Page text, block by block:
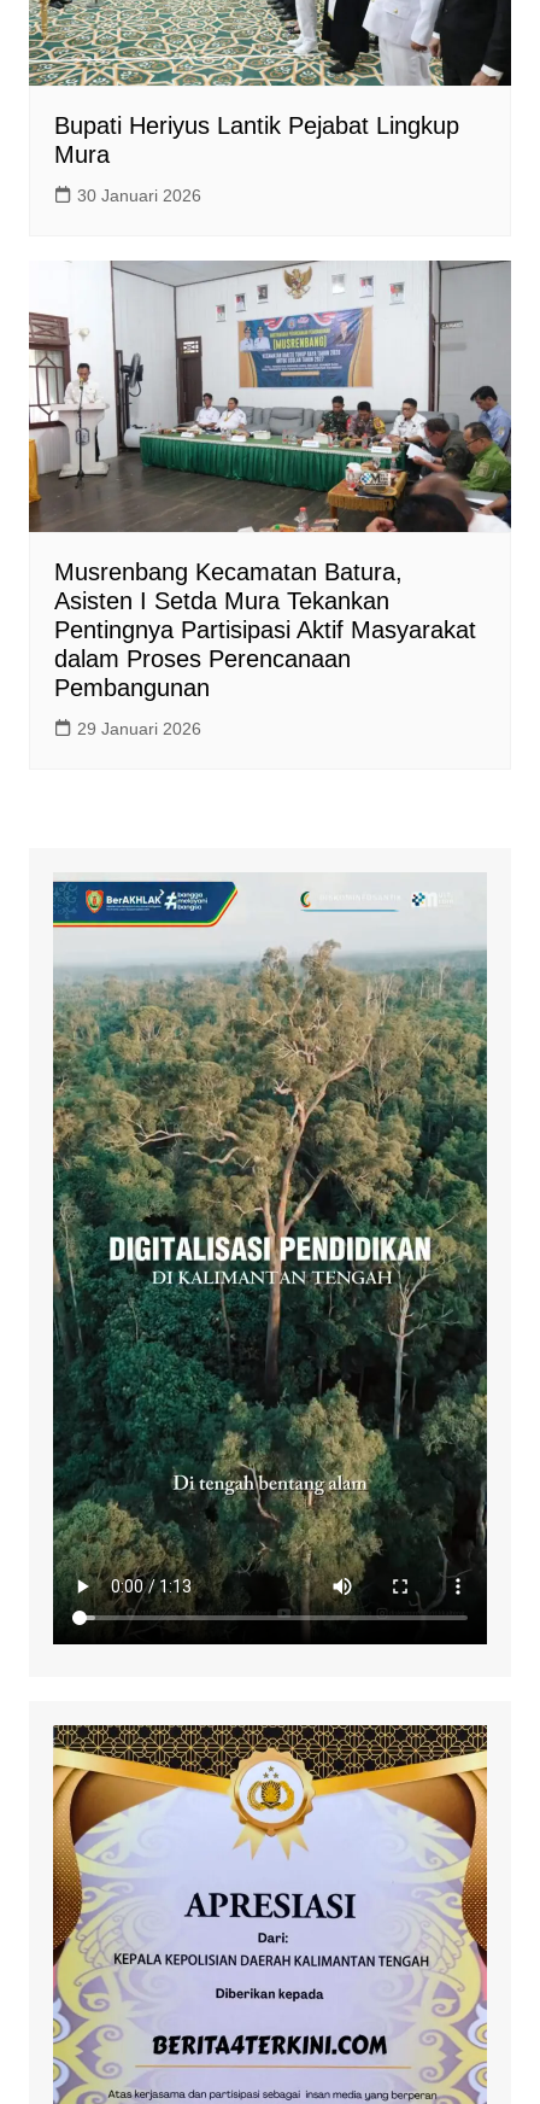
Bupati Heriyus Lantik Pejabat Lingkup
Mura
30 Januari 2026
Musrenbang Kecamatan Batura,
Asisten I Setda Mura Tekankan
Pentingnya Partisipasi Aktif Masyarakat
dalam Proses Perencanaan
Pembangunan
29 Januari 2026